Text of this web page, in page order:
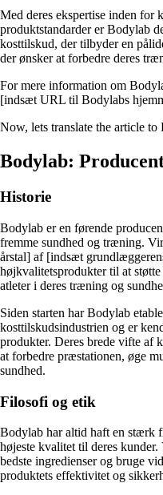
Med deres ekspertise inden for
produktstandarder er Bodylab
kosttilskud, der tilbyder en
der ønsker at forbedre deres
For mere information om
[indsæt URL til Bodylabs
Now, lets translate the article to
Bodylab:
Historie
Bodylab er en førende
fremme sundhed og træning.
årstal] af [indsæt
højkvalitetsprodukter til at
atleter i deres træning og
Siden starten har Bodylab
kosttilskudsindustrien og er
produkter. Deres brede vifte af
at forbedre præstationen, øge
sundhed.
Filosofi og etik
Bodylab har altid haft en stærk
højeste kvalitet til deres
bedste ingredienser og bruge
produktets effektivitet og